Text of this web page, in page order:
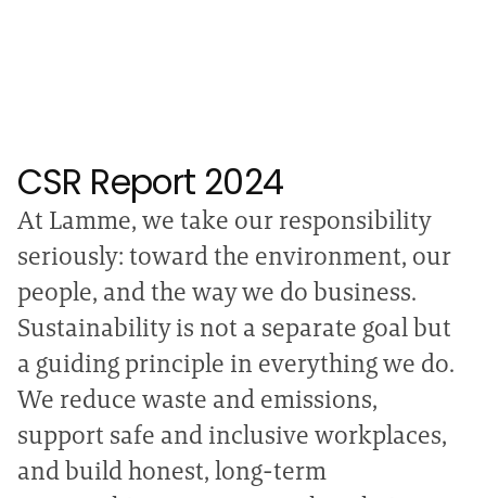
CSR Report 2024
At Lamme, we take our responsibility
seriously: toward the environment, our
people, and the way we do business.
Sustainability is not a separate goal but
a guiding principle in everything we do.
We reduce waste and emissions,
support safe and inclusive workplaces,
and build honest, long-term